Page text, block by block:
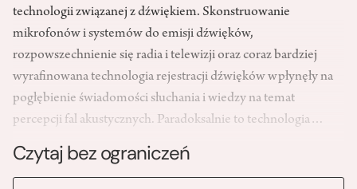
technologii związanej z dźwiękiem. Skonstruowanie
mikrofonów i systemów do emisji dźwięków,
rozpowszechnienie się radia i telewizji oraz coraz bardziej
wyrafinowana technologia rejestracji dźwięków wpłynęły na
pogłębienie świadomości słuchania i wiedzy na temat
percepcji fal akustycznych. Paradoksalnie to technologia…
Czytaj bez ograniczeń